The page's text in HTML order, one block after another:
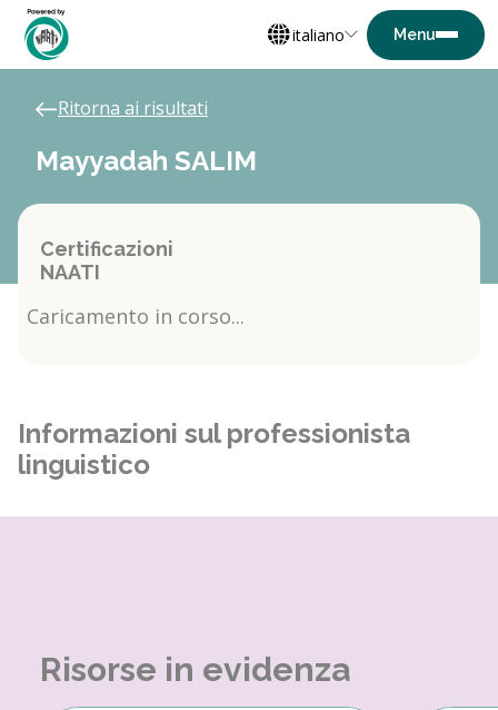
italiano
Ritorna ai risultati
Mayyadah SALIM
Certificazioni
NAATI
Caricamento in corso...
Informazioni sul professionista
linguistico
Risorse in evidenza